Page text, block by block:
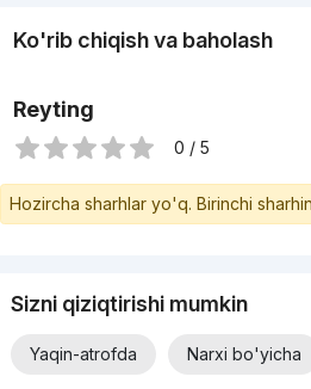
Ko'rib chiqish va baholash
Reyting
0 / 5
Hozircha sharhlar yo'q. Birinchi
Sizni qiziqtirishi mumkin
Yaqin-atrofda Narxi bo'yicha